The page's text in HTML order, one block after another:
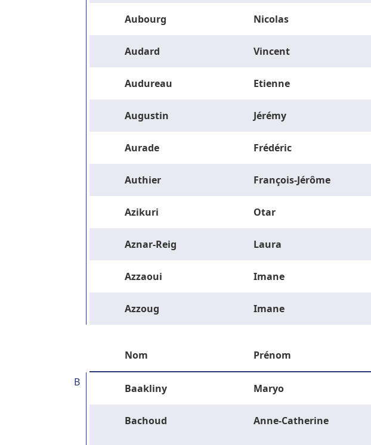
Aubourg Nicolas
Audard Vincent
Audureau Etienne
Augustin Jérémy
Aurade Frédéric
Authier François-Jérôme
Azikuri Otar
Aznar-Reig Laura
Azzaoui Imane
Azzoug Imane
Nom Prénom
B Baakliny Maryo
Bachoud Anne-Catherine